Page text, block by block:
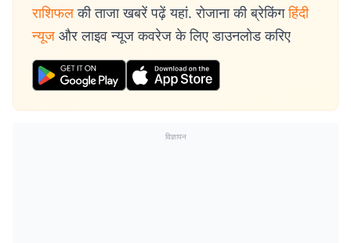
राशिफल की ताजा खबरें पढ़ें यहां. रोजाना की ब्रेकिंग हिंदी
न्यूज और लाइव न्यूज कवरेज के लिए डाउनलोड करिए
विज्ञापन